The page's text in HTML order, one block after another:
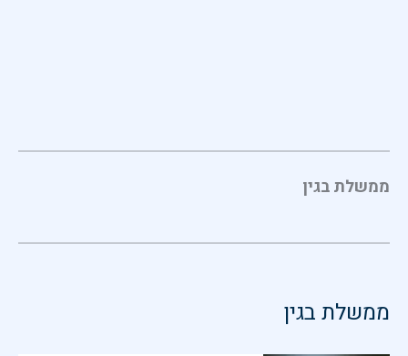
ממשלת בגין
ממשלת בגין